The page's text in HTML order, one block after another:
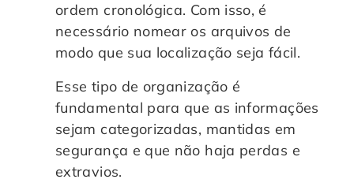
ordem cronológica. Com isso, é
necessário nomear os arquivos de
modo que sua localização seja fácil.
Esse tipo de organização é
fundamental para que as informações
sejam categorizadas, mantidas em
segurança e que não haja perdas e
extravios.